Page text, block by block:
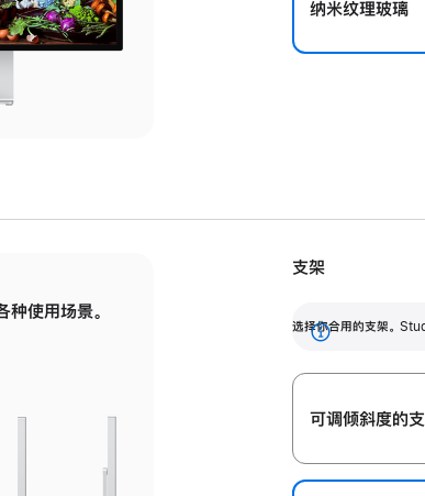
纳米纹理玻璃
种使用场景。
调节范围。
支架
选择你合用的支架。
展
开
可调倾斜度的